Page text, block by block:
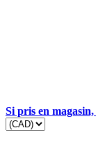
Si pris en magasin,